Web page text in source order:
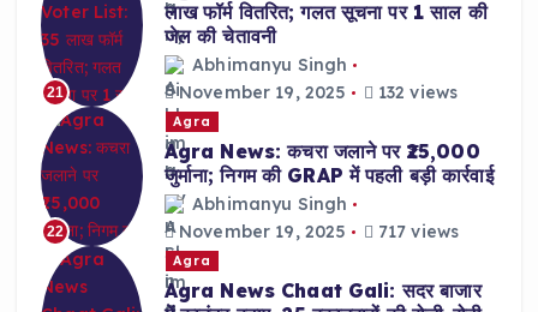
21
लाख फॉर्म वितरित; गलत सूचना पर 1 साल की
जेल की चेतावनी
Abhimanyu Singh
November 19, 2025
132 views
22
Agra
Agra News: कचरा जलाने पर ₹25,000
जुर्माना; निगम की GRAP में पहली बड़ी कार्रवाई
Abhimanyu Singh
November 19, 2025
717 views
Agra
Agra News Chaat Gali: सदर बाजार